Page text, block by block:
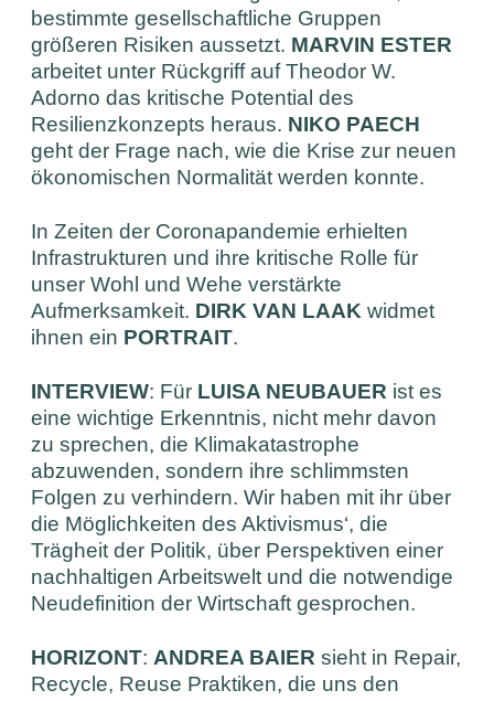
bestimmte gesellschaftliche Gruppen
größeren Risiken aussetzt. MARVIN ESTER
arbeitet unter Rückgriff auf Theodor W.
Adorno das kritische Potential des
Resilienzkonzepts heraus. NIKO PAECH
geht der Frage nach, wie die Krise zur neuen
ökonomischen Normalität werden konnte.
In Zeiten der Coronapandemie erhielten
Infrastrukturen und ihre kritische Rolle für
unser Wohl und Wehe verstärkte
Aufmerksamkeit. DIRK VAN LAAK widmet
ihnen ein PORTRAIT.
INTERVIEW: Für LUISA NEUBAUER ist es
eine wichtige Erkenntnis, nicht mehr davon
zu sprechen, die Klimakatastrophe
abzuwenden, sondern ihre schlimmsten
Folgen zu verhindern. Wir haben mit ihr über
die Möglichkeiten des Aktivismus‘, die
Trägheit der Politik, über Perspektiven einer
nachhaltigen Arbeitswelt und die notwendige
Neudefinition der Wirtschaft gesprochen.
HORIZONT: ANDREA BAIER sieht in Repair,
Recycle, Reuse Praktiken, die uns den